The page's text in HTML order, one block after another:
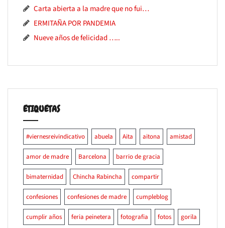
Carta abierta a la madre que no fui…
ERMITAÑA POR PANDEMIA
Nueve años de felicidad …..
ETIQUETAS
#viernesreivindicativo abuela Aita aitona amistad
amor de madre Barcelona barrio de gracia
bimaternidad Chincha Rabincha compartir
confesiones confesiones de madre cumpleblog
cumplir años feria peinetera fotografia fotos gorila